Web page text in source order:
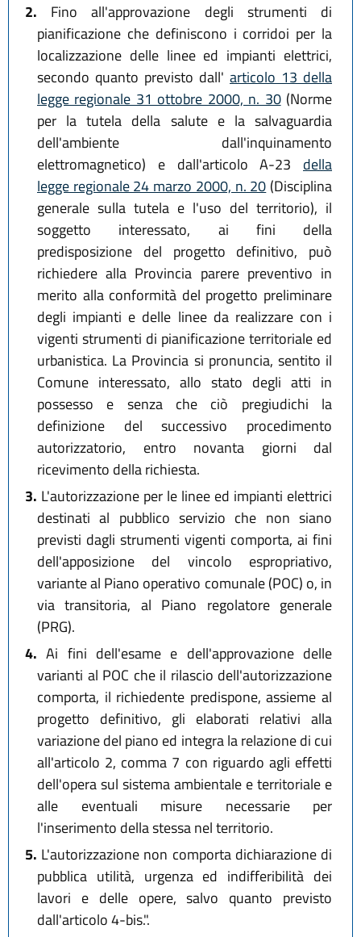
2. Fino all'approvazione degli strumenti di
pianificazione che definiscono i corridoi per la
localizzazione delle linee ed impianti elettrici,
secondo quanto previsto dall' articolo 13 della
legge regionale 31 ottobre 2000, n. 30(Norme
per la tutela della salute e la salvaguardia
dell'ambiente dall'inquinamento
elettromagnetico) e dall'articolo A-23 della
legge regionale 24 marzo 2000, n. 20 (Disciplina
generale sulla tutela e l'uso del territorio), il
soggetto interessato, ai fini della
predisposizione del progetto definitivo, può
richiedere alla Provincia parere preventivo in
merito alla conformità del progetto preliminare
degli impianti e delle linee da realizzare con i
vigenti strumenti di pianificazione territoriale ed
urbanistica. La Provincia si pronuncia, sentito il
Comune interessato, allo stato degli atti in
possesso e senza che ciò pregiudichi la
definizione del successivo procedimento
autorizzatorio, entro novanta giorni dal
ricevimento della richiesta.
3. L'autorizzazione per le linee ed impianti elettrici
destinati al pubblico servizio che non siano
previsti dagli strumenti vigenti comporta, ai fini
dell'apposizione del vincolo espropriativo,
variante al Piano operativo comunale (POC) o, in
via transitoria, al Piano regolatore generale
(PRG).
4. Ai fini dell'esame e dell'approvazione delle
varianti al POC che il rilascio dell'autorizzazione
comporta, il richiedente predispone, assieme al
progetto definitivo, gli elaborati relativi alla
variazione del piano ed integra la relazione di cui
all'articolo 2, comma 7 con riguardo agli effetti
dell'opera sul sistema ambientale e territoriale e
alle eventuali misure necessarie per
l'inserimento della stessa nel territorio.
5. L'autorizzazione non comporta dichiarazione di
pubblica utilità, urgenza ed indifferibilità dei
lavori e delle opere, salvo quanto previsto
dall'articolo 4-bis.".